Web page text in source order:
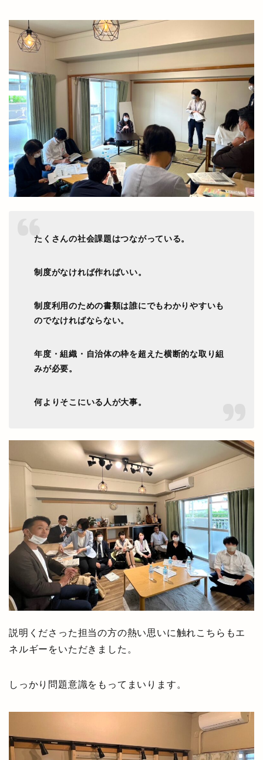
たくさんの社会課題はつながっている。
制度がなければ作ればいい。
制度利用のための書類は誰にでもわかりやすいも
のでなければならない。
年度・組織・自治体の枠を超えた横断的な取り組
みが必要。
何よりそこにいる人が大事。
説明くださった担当の方の熱い思いに触れこちらもエ
ネルギーをいただきました。
しっかり問題意識をもってまいります。